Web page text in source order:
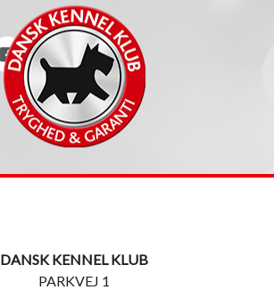
DANSK KENNEL KLUB
PARKVEJ 1